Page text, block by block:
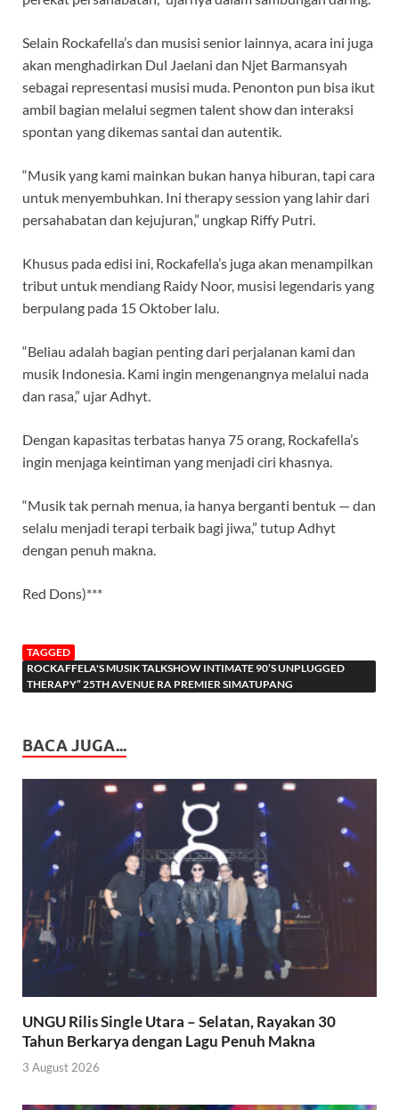
Selain Rockafella’s dan musisi senior lainnya, acara ini juga
akan menghadirkan Dul Jaelani dan Njet Barmansyah
sebagai representasi musisi muda. Penonton pun bisa ikut
ambil bagian melalui segmen talent show dan interaksi
spontan yang dikemas santai dan autentik.
“Musik yang kami mainkan bukan hanya hiburan, tapi cara
untuk menyembuhkan. Ini therapy session yang lahir dari
persahabatan dan kejujuran,” ungkap Riffy Putri.
Khusus pada edisi ini, Rockafella’s juga akan menampilkan
tribut untuk mendiang Raidy Noor, musisi legendaris yang
berpulang pada 15 Oktober lalu.
“Beliau adalah bagian penting dari perjalanan kami dan
musik Indonesia. Kami ingin mengenangnya melalui nada
dan rasa,” ujar Adhyt.
Dengan kapasitas terbatas hanya 75 orang, Rockafella’s
ingin menjaga keintiman yang menjadi ciri khasnya.
“Musik tak pernah menua, ia hanya berganti bentuk — dan
selalu menjadi terapi terbaik bagi jiwa,” tutup Adhyt
dengan penuh makna.
Red Dons)***
TAGGED
ROCKAFFELA'S MUSIK TALKSHOW INTIMATE 90’S UNPLUGGED
THERAPY” 25TH AVENUE RA PREMIER SIMATUPANG
BACA JUGA...
UNGU Rilis Single Utara – Selatan, Rayakan 30
Tahun Berkarya dengan Lagu Penuh Makna
3 August 2026